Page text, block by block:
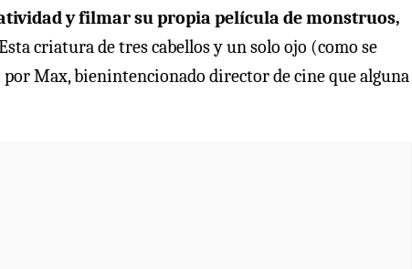
y filmar su propia película de monstruos,
criatura de tres cabellos y un solo ojo (como se
Max, bienintencionado director de cine que alguna